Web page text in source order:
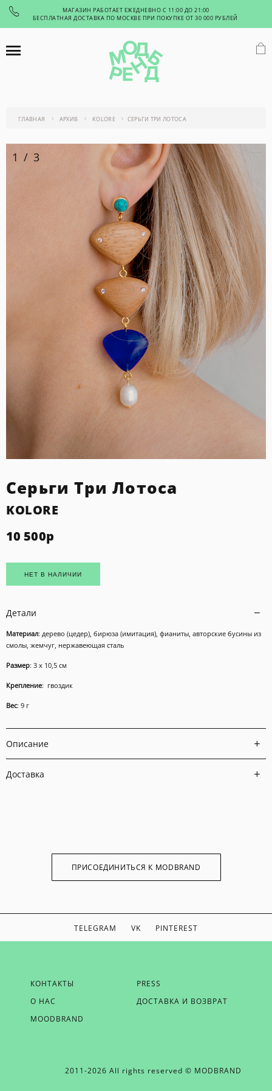
МАГАЗИН РАБОТАЕТ ЕЖЕДНЕВНО С 11:00 ДО 21:00
БЕСПЛАТНАЯ ДОСТАВКА ПО МОСКВЕ ПРИ ПОКУПКЕ ОТ 30 000 РУБЛЕЙ
ГЛАВНАЯ АРХИВ KOLORE СЕРЬГИ ТРИ ЛОТОСА
1 / 3
Серьги Три Лотоса
KOLORE
10 500р
НЕТ В НАЛИЧИИ
Детали
Материал: дерево (цедер), бирюза (имитация), фианиты, авторские бусины из
смолы, жемчуг, нержавеющая сталь
Размер: 3 х 10,5 см
Крепление: гвоздик
Вес: 9 г
Описание
Доставка
ПРИСОЕДИНИТЬСЯ К MODBRAND
TELEGRAM VK PINTEREST
КОНТАКТЫ
PRESS
О НАС
ДОСТАВКА И ВОЗВРАТ
MOODBRAND
2011-2026 All rights reserved © MODBRAND
ЕСЛИ ВЫ ХОТИТЕ БЫТЬ В КУРСЕ НАШИХ НОВОСТЕЙ,
ОТПРАВЬТЕ НАМ СВОЙ EMAIL
ОТПРАВИТЬ EMAIL